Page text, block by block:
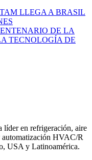
LLEGA A BRASIL
DE LA
TECNOLOGÍA DE
en refrigeración, aire
automatización HVAC/R
USA y Latinoamérica.